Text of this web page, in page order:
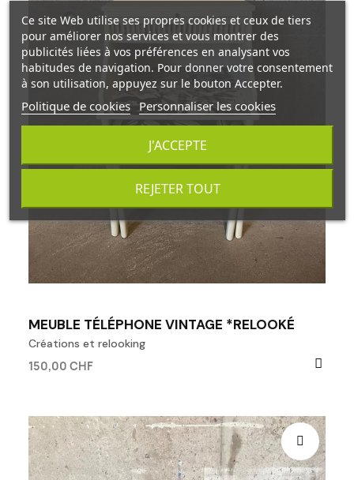
MEUBLE TÉLÉPHONE VINTAGE *RELOOKÉ
Créations et relooking
150,00 CHF
Ce site Web utilise ses propres cookies et ceux de tiers
pour améliorer nos services et vous montrer des
publicités liées à vos préférences en analysant vos
habitudes de navigation. Pour donner votre consentement
à son utilisation, appuyez sur le bouton Accepter.
Politique de cookies Personnaliser les cookies
REJETER TOUT
J'ACCEPTE